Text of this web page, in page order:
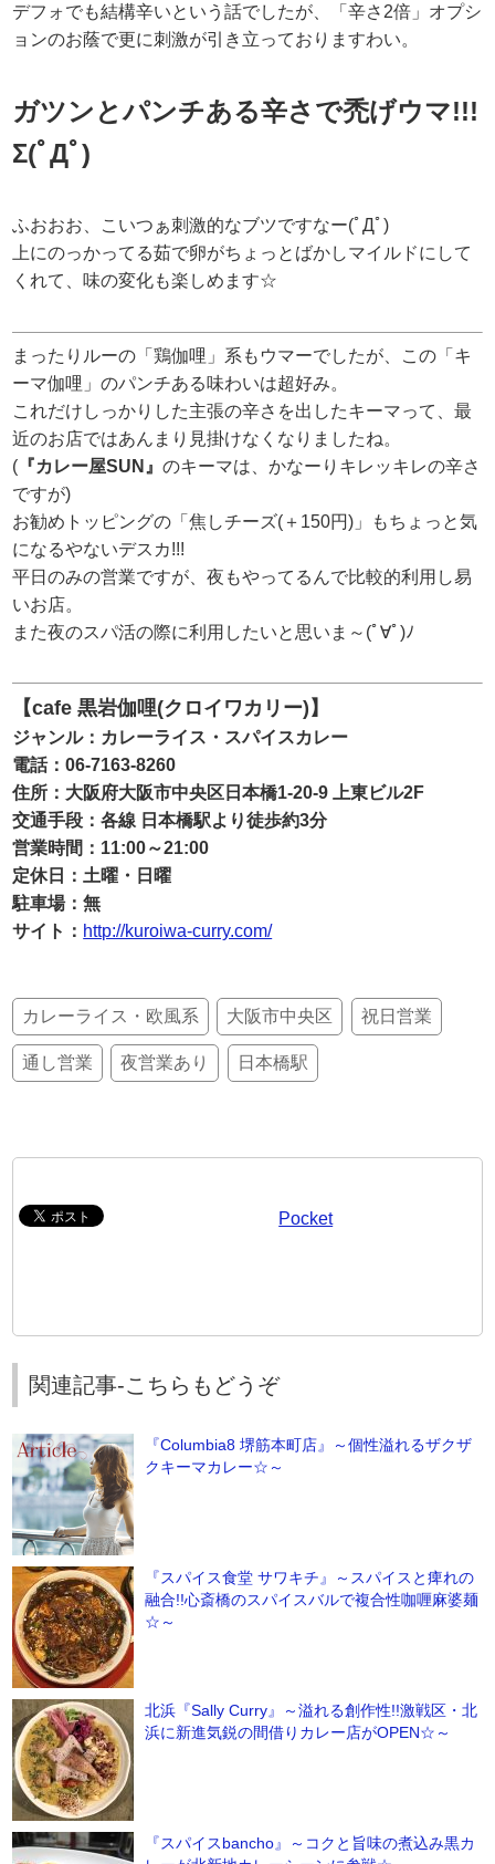
デフォでも結構辛いという話でしたが、「辛さ2倍」オプシ
ョンのお蔭で更に刺激が引き立っておりますわい。
ガツンとパンチある辛さで禿げウマ!!!
Σ(ﾟДﾟ)
ふおおお、こいつぁ刺激的なブツですなー(ﾟДﾟ)
上にのっかってる茹で卵がちょっとばかしマイルドにして
くれて、味の変化も楽しめます☆
まったりルーの「鶏伽哩」系もウマーでしたが、この「キ
ーマ伽哩」のパンチある味わいは超好み。
これだけしっかりした主張の辛さを出したキーマって、最
近のお店ではあんまり見掛けなくなりましたね。
( 『カレー屋SUN』のキーマは、かなーりキレッキレの辛さ
ですが)
お勧めトッピングの「焦しチーズ(＋150円)」もちょっと気
になるやないデスカ!!!
平日のみの営業ですが、夜もやってるんで比較的利用し易
いお店。
また夜のスパ活の際に利用したいと思いま～(ﾟ∀ﾟ)ﾉ
【cafe 黒岩伽哩(クロイワカリー)】
ジャンル：カレーライス・スパイスカレー
電話：06-7163-8260
住所：大阪府大阪市中央区日本橋1-20-9 上東ビル2F
交通手段：各線 日本橋駅より徒歩約3分
営業時間：11:00～21:00
定休日：土曜・日曜
駐車場：無
サイト： http://kuroiwa-curry.com/
カレーライス・欧風系 大阪市中央区 祝日営業
通し営業 夜営業あり 日本橋駅
Pocket
関連記事-こちらもどうぞ
『Columbia8 堺筋本町店』～個性溢れるザクザ
クキーマカレー☆～
『スパイス食堂 サワキチ』～スパイスと痺れの
融合!!心斎橋のスパイスバルで複合性咖喱麻婆麺
☆～
北浜『Sally Curry』～溢れる創作性!!激戦区・北
浜に新進気鋭の間借りカレー店がOPEN☆～
『スパイスbancho』～コクと旨味の煮込み黒カ